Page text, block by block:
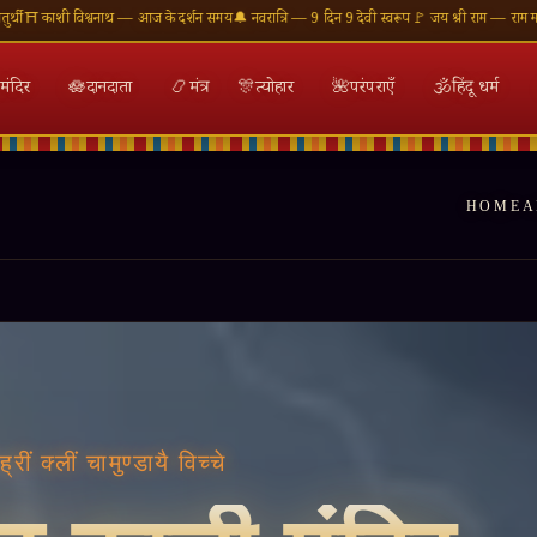
के दर्शन समय🔔 नवरात्रि — 9 दिन 9 देवी स्वरूप🚩 जय श्री राम — राम मंदिर अयोध्या🕉 ॐ नमः
मंदिर 🪷दानदाता 📿मंत्र 🎊त्योहार 🌺परंपराएँ 🕉हिंदू धर्म
HOME
॥ जय माता दी ॥